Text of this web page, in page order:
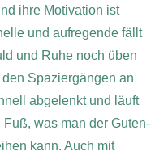
ihre Motivation ist
und aufregende fällt
und Ruhe noch üben
Spaziergängen an
abgelenkt und läuft
was man der Guten-
kann. Auch mit